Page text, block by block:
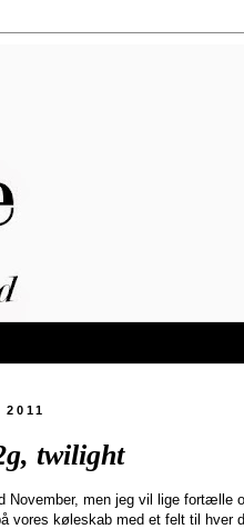
twilight
November, men jeg vil lige fortælle
vores køleskab med et felt til hver